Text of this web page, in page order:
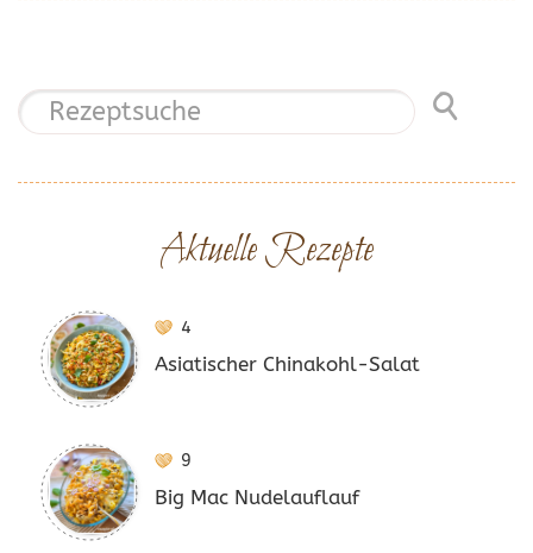
Aktuelle Rezepte
4
Asiatischer Chinakohl-Salat
9
Big Mac Nudelauflauf